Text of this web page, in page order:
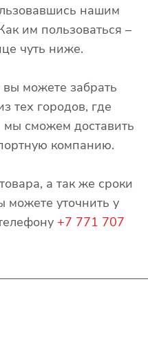
нашим
им пользоваться –
чуть ниже.
можете забрать
тех городов, где
мы сможем доставить
компанию.
а так же сроки
можете уточнить у
+7 771 707